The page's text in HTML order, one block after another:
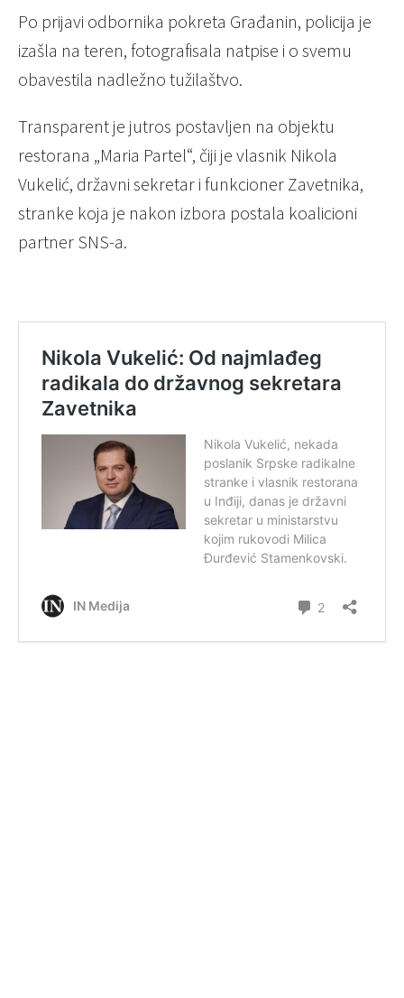
Po prijavi odbornika pokreta Građanin, policija je
izašla na teren, fotografisala natpise i o svemu
obavestila nadležno tužilaštvo.
Transparent je jutros postavljen na objektu
restorana „Maria Partel“, čiji je vlasnik Nikola
Vukelić, državni sekretar i funkcioner Zavetnika,
stranke koja je nakon izbora postala koalicioni
partner SNS-a.